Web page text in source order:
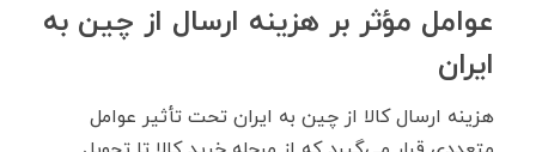
عوامل مؤثر بر هزینه ارسال از چین به
ایران
هزینه ارسال کالا از چین به ایران تحت تأثیر عوامل